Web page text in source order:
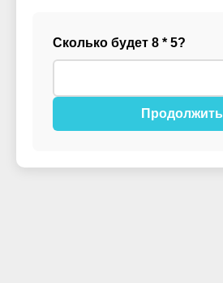
Сколько будет 8 * 5?
Продолжить